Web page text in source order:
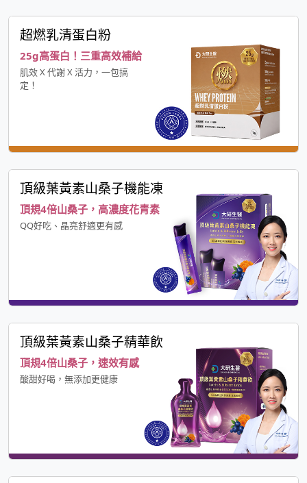
超燃乳清蛋白粉
25g高蛋白！三重高效補給
肌效 X 代謝 X 活力，一包搞
定！
頂級葉黃素山桑子機能凍
頂規4倍山桑子，高濃度花青素
QQ好吃、晶亮舒適更有感
頂級葉黃素山桑子精華飲
頂規4倍山桑子，速效有感
酸甜好喝，無添加更健康